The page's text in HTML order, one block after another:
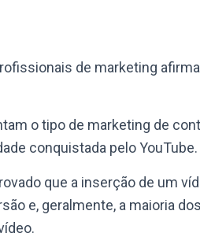
de marketing
o tipo de marketing de
conquistada pelo YouTube.
que a inserção de um
e, geralmente, a maioria